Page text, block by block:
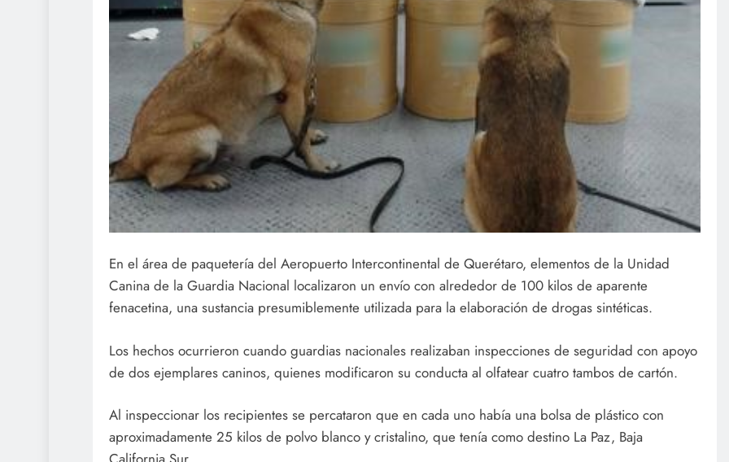
En el área de paquetería del Aeropuerto Intercontinental de Querétaro, elementos de la Unidad
Canina de la Guardia Nacional localizaron un envío con alrededor de 100 kilos de aparente
fenacetina, una sustancia presumiblemente utilizada para la elaboración de drogas sintéticas.
Los hechos ocurrieron cuando guardias nacionales realizaban inspecciones de seguridad con apoyo
de dos ejemplares caninos, quienes modificaron su conducta al olfatear cuatro tambos de cartón.
Al inspeccionar los recipientes se percataron que en cada uno había una bolsa de plástico con
aproximadamente 25 kilos de polvo blanco y cristalino, que tenía como destino La Paz, Baja